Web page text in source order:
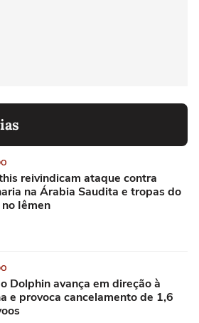
reivindicam ataque contra
na Árabia Saudita e tropas do
Iêmen
Dolphin avança em direção à
e provoca cancelamento de 1,6